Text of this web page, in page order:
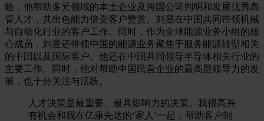
验，他帮助多元领域的本土企业及跨国公司判明和发展优秀高
管人才，其出色能力倍受客户赞赏。刘昱在中国共同带领机械
与自动化行业的客户工作。同时，作为全球能源业务小组的核
心成员，刘昱还带领中国的能源业务聚焦于服务能源转型相关
的中国以及国际客户。他还在中国共同领导半导体相关行业的
主要工作。同时，他对帮助中国民营企业的最高层领导力的发
展，也十分关注与活跃。
人才决策是最重要、最具影响力的决策。我很高兴
有机会和我在亿康先达的‘家人’一起，帮助客户制